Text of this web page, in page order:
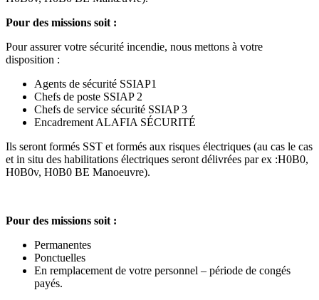
Pour des missions soit :
Pour assurer votre sécurité incendie, nous mettons à votre
disposition :
Agents de sécurité SSIAP1
Chefs de poste SSIAP 2
Chefs de service sécurité SSIAP 3
Encadrement ALAFIA SÉCURITÉ
Ils seront formés SST et formés aux risques électriques (au cas le cas
et in situ des habilitations électriques seront délivrées par ex :H0B0,
H0B0v, H0B0 BE Manoeuvre).
Pour des missions soit :
Permanentes
Ponctuelles
En remplacement de votre personnel – période de congés
payés.